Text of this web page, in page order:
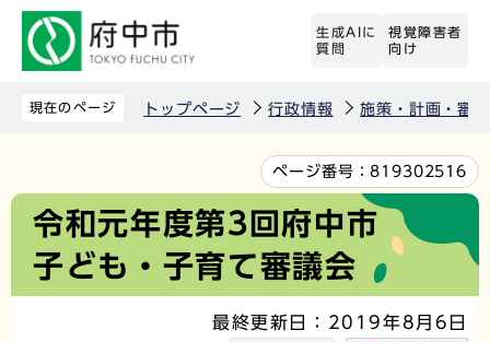
先
生成AIに
質問
視覚障害者
向け
現在のページ トップページ 行政情報 施策・計画・審
文
か
ページ番号：819302516
令和元年度第3回府中市
子ども・子育て審議会
最終更新日：2019年8月6日